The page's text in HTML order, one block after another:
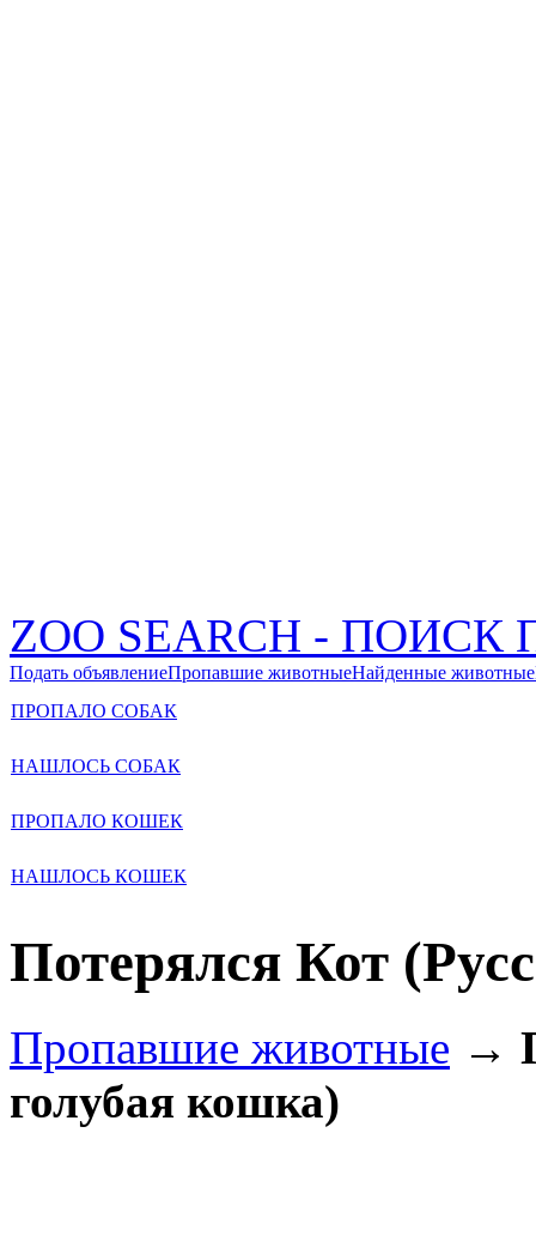
ZOO SEARCH -
Подать объявлениеПропавшие животныеНайденные животные
ПРОПАЛО СОБАК
НАШЛОСЬ СОБАК
ПРОПАЛО КОШЕК
НАШЛОСЬ КОШЕК
Потерялся Кот
Пропавшие животные →
голубая кошка)